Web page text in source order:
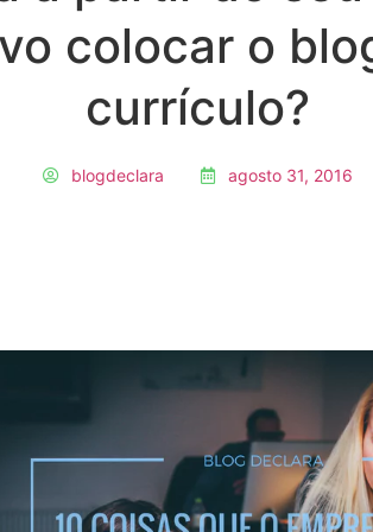
colocar o
currículo?
blogdeclara agosto 31, 2016